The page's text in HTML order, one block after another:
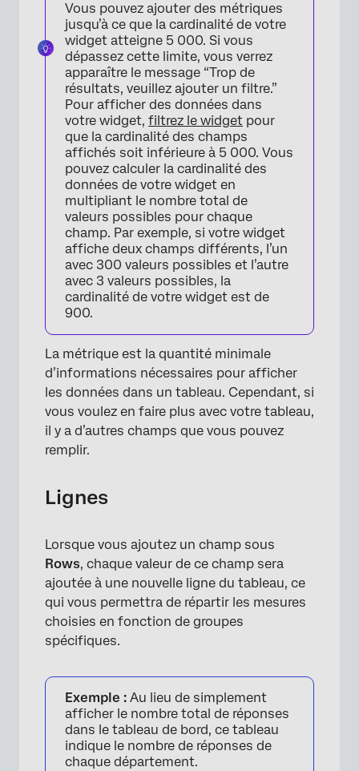
×
Vous pouvez ajouter des métriques
jusqu’à ce que la cardinalité de votre
widget atteigne 5 000. Si vous
dépassez cette limite, vous verrez
apparaître le message “Trop de
résultats, veuillez ajouter un filtre.”
Pour afficher des données dans
votre widget, filtrez le widget pour
que la cardinalité des champs
affichés soit inférieure à 5 000. Vous
pouvez calculer la cardinalité des
données de votre widget en
multipliant le nombre total de
valeurs possibles pour chaque
champ. Par exemple, si votre widget
affiche deux champs différents, l’un
avec 300 valeurs possibles et l’autre
avec 3 valeurs possibles, la
cardinalité de votre widget est de
900.
La métrique est la quantité minimale
d’informations nécessaires pour afficher
les données dans un tableau. Cependant, si
vous voulez en faire plus avec votre tableau,
il y a d’autres champs que vous pouvez
remplir.
Lignes
Lorsque vous ajoutez un champ sous
Rows, chaque valeur de ce champ sera
ajoutée à une nouvelle ligne du tableau, ce
qui vous permettra de répartir les mesures
choisies en fonction de groupes
spécifiques.
Exemple : Au lieu de simplement
afficher le nombre total de réponses
dans le tableau de bord, ce tableau
indique le nombre de réponses de
chaque département.